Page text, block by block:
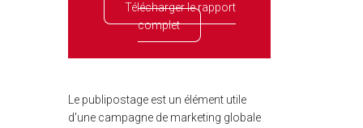
Télécharger le rapport
complet
Le publipostage est un élément utile
d'une campagne de marketing globale